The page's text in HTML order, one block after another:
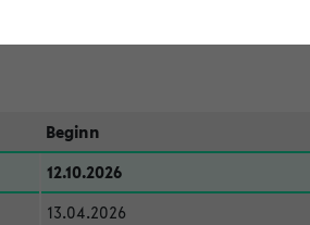
Beginn
12.10.2026
13.04.2026